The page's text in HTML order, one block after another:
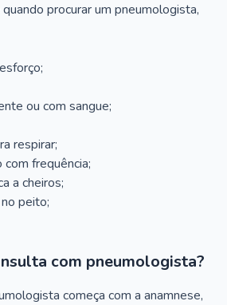
procurar um pneumologista,
ou com sangue;
respirar;
frequência;
a cheiros;
peito;
com pneumologista?
começa com a anamnese,